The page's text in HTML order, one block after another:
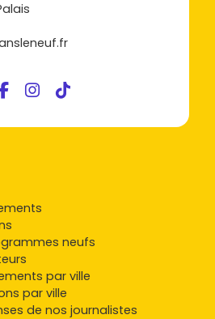
neufs
par ville
par ville
de nos journalistes